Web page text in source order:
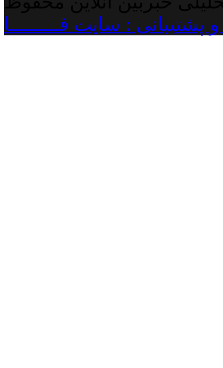
: سایت فـــــــــا